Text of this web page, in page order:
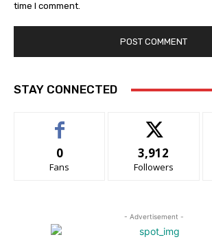
time I comment.
STAY CONNECTED
0
Fans
3,912
Followers
- Advertisement -